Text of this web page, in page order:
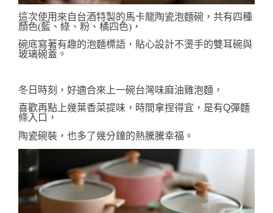
這次使用來自台酒特製的馬卡龍陶瓷泡麵碗，共有四種
顏色(藍、綠、粉、橘四色)，
碗底寫著有趣的泡麵標語，貼心設計不燙手的雙耳碗與
玻璃碗蓋。
冬日時刻，好適合來上一碗台灣味麻油雞泡麵，
喜歡再點上幾葉香菜提味，時間拿捏得宜，是有Q彈麵
條入口，
陶瓷碗裝，也多了幾分鐘的熱騰騰幸福。